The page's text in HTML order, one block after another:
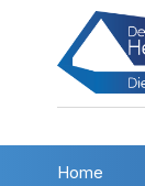
Home